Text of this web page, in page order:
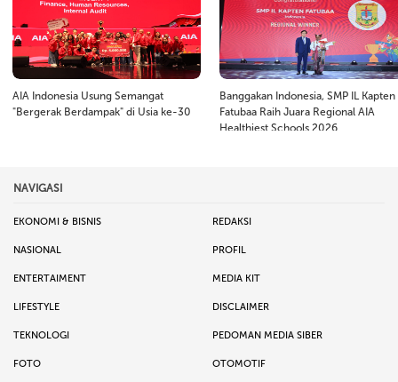
AIA Indonesia Usung Semangat
"Bergerak Berdampak" di Usia ke-30
Banggakan Indonesia, SMP IL Kapten
Fatubaa Raih Juara Regional AIA
Healthiest Schools 2026
NAVIGASI
EKONOMI & BISNIS REDAKSI
NASIONAL PROFIL
ENTERTAIMENT MEDIA KIT
LIFESTYLE DISCLAIMER
TEKNOLOGI PEDOMAN MEDIA SIBER
FOTO OTOMOTIF